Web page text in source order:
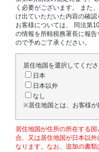
く必要がございます。 また
け出ていただいた内容の確
お客様については、 同法第
の情報を所轄税務署長に報
ので予めご了承ください。
居住地国を選択してくだ
日本
日本以外
なし
※居住地国とは、お客様
居住地国が住所の所在する
合、又は居住地国が日本以
なります。なお、追加の書